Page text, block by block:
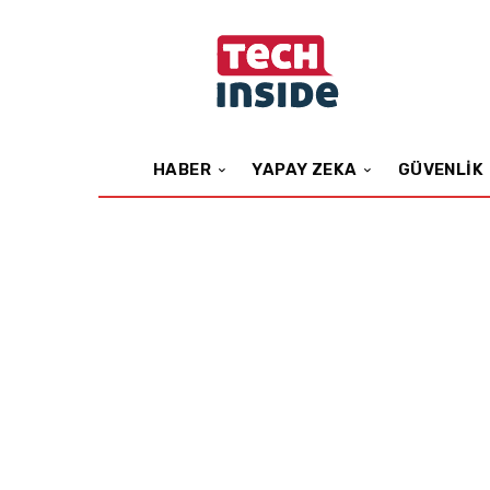
HABER YAPAY ZEKA GÜVENLIK